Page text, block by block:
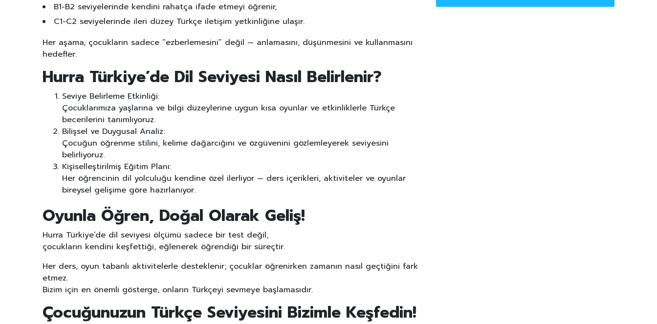
B1-B2 seviyelerinde kendini rahatça ifade etmeyi öğrenir,
C1-C2 seviyelerinde ileri düzey Türkçe iletişim yetkinliğine ulaşır.
Her aşama, çocukların sadece “ezberlemesini” değil — anlamasını, düşünmesini ve kullanmasını
hedefler.
Hurra Türkiye’de Dil Seviyesi Nasıl Belirlenir?
Seviye Belirleme Etkinliği:
Çocuklarımıza yaşlarına ve bilgi düzeylerine uygun kısa oyunlar ve etkinliklerle Türkçe
becerilerini tanımlıyoruz.
Bilişsel ve Duygusal Analiz:
Çocuğun öğrenme stilini, kelime dağarcığını ve özgüvenini gözlemleyerek seviyesini
belirliyoruz.
Kişiselleştirilmiş Eğitim Planı:
Her öğrencinin dil yolculuğu kendine özel ilerliyor — ders içerikleri, aktiviteler ve oyunlar
bireysel gelişime göre hazırlanıyor.
Oyunla Öğren, Doğal Olarak Geliş!
Hurra Türkiye’de dil seviyesi ölçümü sadece bir test değil,
çocukların kendini keşfettiği, eğlenerek öğrendiği bir süreçtir.
Her ders, oyun tabanlı aktivitelerle desteklenir; çocuklar öğrenirken zamanın nasıl geçtiğini fark
etmez.
Bizim için en önemli gösterge, onların Türkçeyi sevmeye başlamasıdır.
Çocuğunuzun Türkçe Seviyesini Bizimle Keşfedin!